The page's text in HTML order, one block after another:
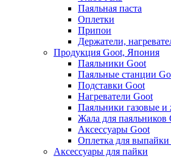
Паяльная паста
Оплетки
Припои
Держатели,
Продукция Goot, Япония
Паяльники Goot
Паяльные станции
Подставки Goot
Нагреватели Goot
Паяльники газовые и
Жала для паяльников
Аксессуары Goot
Оплетка для
Аксессуары для пайки